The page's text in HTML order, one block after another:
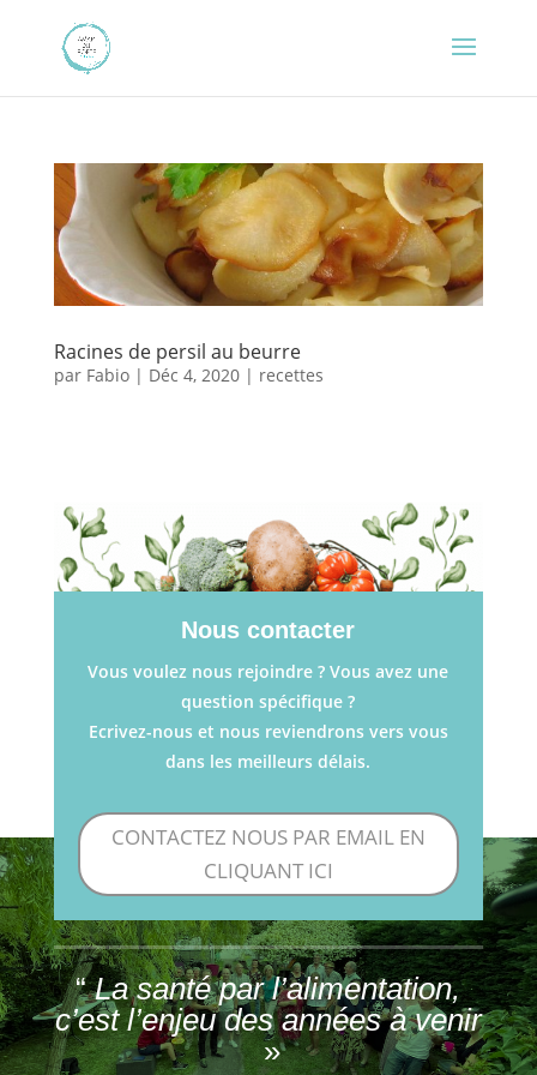
Racines de persil au beurre
par Fabio| Déc 4, 2020| recettes
Nous contacter
Vous voulez nous rejoindre ? Vous avez une
question spécifique ?
Ecrivez-nous et nous reviendrons vers vous
dans les meilleurs délais.
CONTACTEZ NOUS PAR EMAIL EN
CLIQUANT ICI
“La santé par l’alimentation,
c’est l’enjeu des années à venir
»